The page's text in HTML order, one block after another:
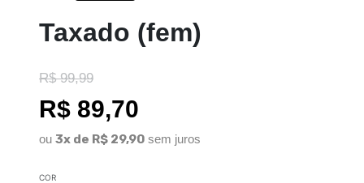
Taxado (fem)
R$ 99,99
R$ 89,70
ou 3x de R$ 29,90 sem juros
COR